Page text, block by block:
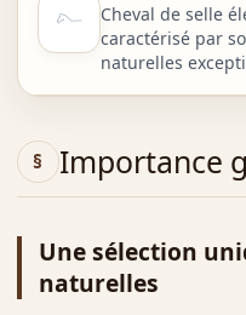
Cheval de selle
caractérisé par
naturelles
Importance
Une sélection
naturelles